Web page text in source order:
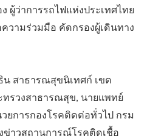
ผู้ว่าการรถไฟแห่งประเทศไทย
วามร่วมมือ คัดกรองผู้เดินทาง
สาธารณสุขนิเทศก์ เขต
รวงสาธารณสุข, นายแพทย์
ยการกองโรคติดต่อทั่วไป กรม
าวสถานการณ์โรคติดเชื้อ